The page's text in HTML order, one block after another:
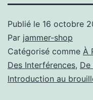
Publié le 16 octobre
Par jammer-shop
Catégorisé comme À
Des Interférences,
Introduction au